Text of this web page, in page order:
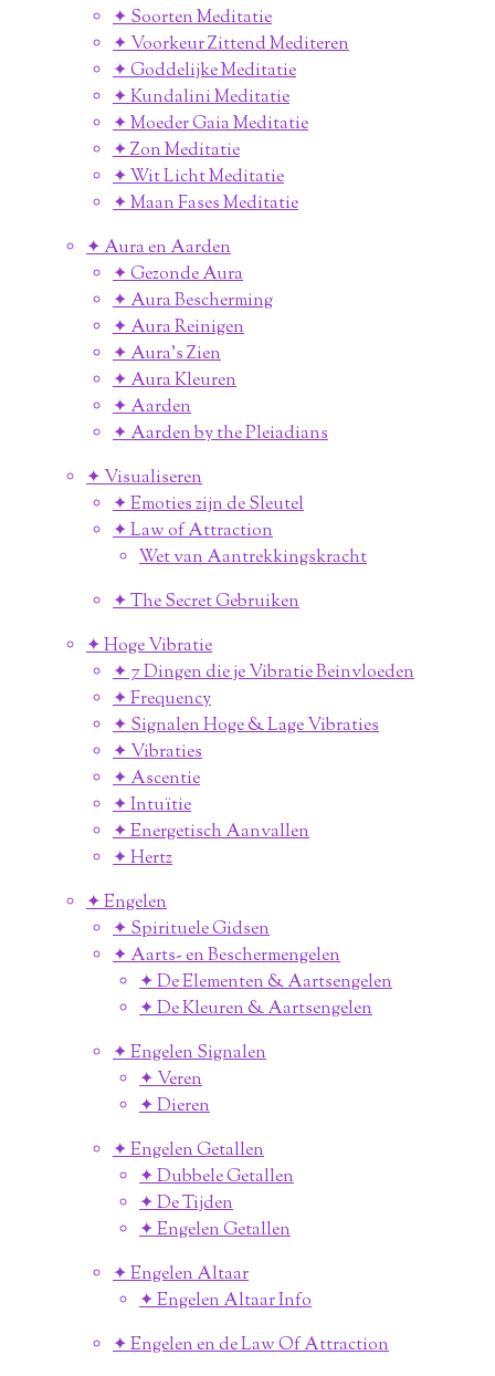
✦ Soorten Meditatie
✦ Voorkeur Zittend Mediteren
✦ Goddelijke Meditatie
✦ Kundalini Meditatie
✦ Moeder Gaia Meditatie
✦ Zon Meditatie
✦ Wit Licht Meditatie
✦ Maan Fases Meditatie
✦ Aura en Aarden
✦ Gezonde Aura
✦ Aura Bescherming
✦ Aura Reinigen
✦ Aura's Zien
✦ Aura Kleuren
✦ Aarden
✦ Aarden by the Pleiadians
✦ Visualiseren
✦ Emoties zijn de Sleutel
✦ Law of Attraction
Wet van Aantrekkingskracht
✦ The Secret Gebruiken
✦ Hoge Vibratie
✦ 7 Dingen die je Vibratie Beinvloeden
✦ Frequency
✦ Signalen Hoge & Lage Vibraties
✦ Vibraties
✦ Ascentie
✦ Intuïtie
✦ Energetisch Aanvallen
✦ Hertz
✦ Engelen
✦ Spirituele Gidsen
✦ Aarts- en Beschermengelen
✦ De Elementen & Aartsengelen
✦ De Kleuren & Aartsengelen
✦ Engelen Signalen
✦ Veren
✦ Dieren
✦ Engelen Getallen
✦ Dubbele Getallen
✦ De Tijden
✦ Engelen Getallen
✦ Engelen Altaar
✦ Engelen Altaar Info
✦ Engelen en de Law Of Attraction